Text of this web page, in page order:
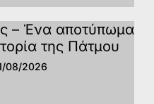
– Ένα αποτύπωμα
της Πάτμoυ
08/2026